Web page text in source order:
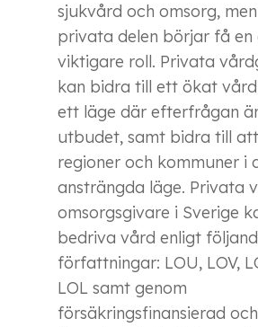
sjukvård och omsorg,
privata delen börjar få en
viktigare roll. Privata
kan bidra till ett ökat
ett läge där efterfrågan
utbudet, samt bidra till
regioner och kommuner i
ansträngda läge. Privata
omsorgsgivare i Sverige
bedriva vård enligt
författningar: LOU, LOV,
LOL samt genom
försäkringsfinansierad